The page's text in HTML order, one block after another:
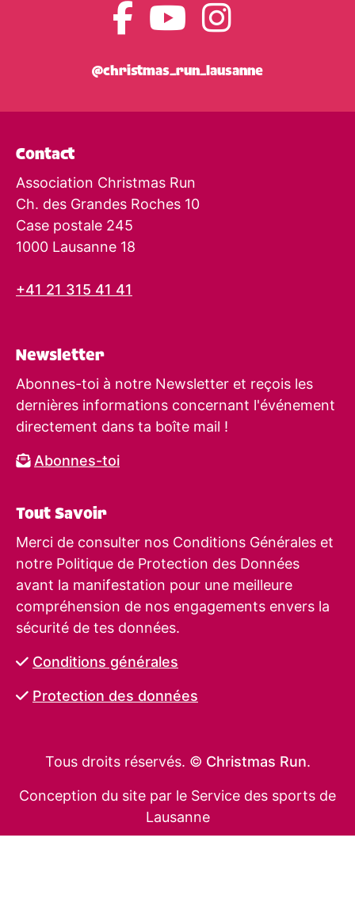
@christmas_run_lausanne
Contact
Association Christmas Run
Ch. des Grandes Roches 10
Case postale 245
1000 Lausanne 18
+41 21 315 41 41
Newsletter
Abonnes-toi à notre Newsletter et reçois les
dernières informations concernant l'événement
directement dans ta boîte mail !
Abonnes-toi
Tout Savoir
Merci de consulter nos Conditions Générales et
notre Politique de Protection des Données
avant la manifestation pour une meilleure
compréhension de nos engagements envers la
sécurité de tes données.
Conditions générales
Protection des données
Tous droits réservés. © Christmas Run.
Conception du site par le Service des sports de
Lausanne